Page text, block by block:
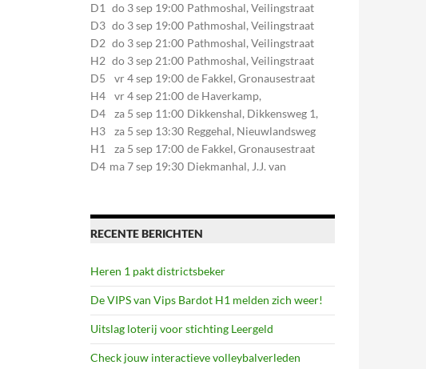
D1 do 3 sep 19:00 Pathmoshal, Veilingstraat
20, 7545LZ Enschede
D3 do 3 sep 19:00 Pathmoshal, Veilingstraat
20, 7545LZ Enschede
D2 do 3 sep 21:00 Pathmoshal, Veilingstraat
20, 7545LZ Enschede
H2 do 3 sep 21:00 Pathmoshal, Veilingstraat
20, 7545LZ Enschede
D5 vr 4 sep 19:00 de Fakkel, Gronausestraat
107, 7581CE Losser
H4 vr 4 sep 21:00 de Haverkamp,
Stationsstraat 30, 7475AM
Markelo
D4 za 5 sep 11:00 Dikkenshal, Dikkensweg 1,
7641CC Wierden
H3 za 5 sep 13:30 Reggehal, Nieuwlandsweg
1, 7461VP Rijssen
H1 za 5 sep 17:00 de Fakkel, Gronausestraat
107, 7581CE Losser
D4 ma 7 sep 19:30 Diekmanhal, J.J. van
RECENTE BERICHTEN
Heren 1 pakt districtsbeker
De VIPS van Vips Bardot H1 melden zich weer!
Uitslag loterij voor stichting Leergeld
Check jouw interactieve volleybalverleden